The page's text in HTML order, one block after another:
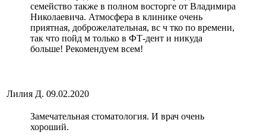
семейство также в полном восторге от Владимира
Николаевича. Атмосфера в клинике очень
приятная, доброжелательная, вс ч тко по времени,
так что пойд м только в ФТ-дент и никуда
больше! Рекомендуем всем!
Лилия Д. 09.02.2020
Замечательная стоматология. И врач очень
хороший.